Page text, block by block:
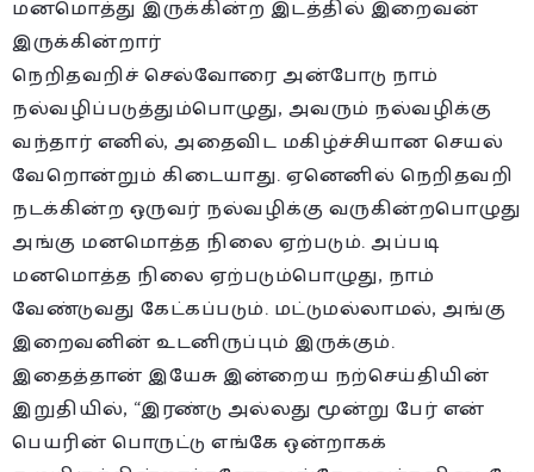
மனமொத்து இருக்கின்ற இடத்தில் இறைவன்
இருக்கின்றார்
நெறிதவறிச் செல்வோரை அன்போடு நாம்
நல்வழிப்படுத்தும்பொழுது, அவரும் நல்வழிக்கு
வந்தார் எனில், அதைவிட மகிழ்ச்சியான செயல்
வேறொன்றும் கிடையாது. ஏனெனில் நெறிதவறி
நடக்கின்ற ஒருவர் நல்வழிக்கு வருகின்றபொழுது
அங்கு மனமொத்த நிலை ஏற்படும். அப்படி
மனமொத்த நிலை ஏற்படும்பொழுது, நாம்
வேண்டுவது கேட்கப்படும். மட்டுமல்லாமல், அங்கு
இறைவனின் உடனிருப்பும் இருக்கும்.
இதைத்தான் இயேசு இன்றைய நற்செய்தியின்
இறுதியில், “இரண்டு அல்லது மூன்று பேர் என்
பெயரின் பொருட்டு எங்கே ஒன்றாகக்